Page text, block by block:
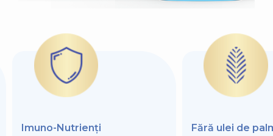
Imuno-Nutrienți Fără ulei de